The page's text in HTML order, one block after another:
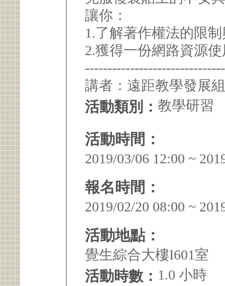
讓你：
1.了解著作權法的限
2.獲得一份網路資源
講者：遠距教學發展
活動類別： 教學研習
活動時間：
2019/03/06 12:00 ~
報名時間：
2019/02/20 08:00 ~
活動地點：
覺生綜合大樓I601室
活動時數： 1.0 小時